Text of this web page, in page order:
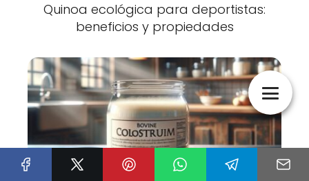
Quinoa ecológica para deportistas:
beneficios y propiedades
Calostro bovino: beneficios y usos